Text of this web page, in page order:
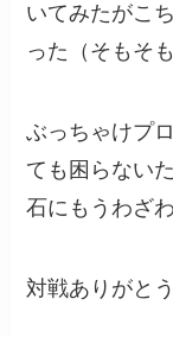
いてみたがこ
った（そもそ
ぶっちゃけプ
ても困らない
石にもうわざ
対戦ありがと